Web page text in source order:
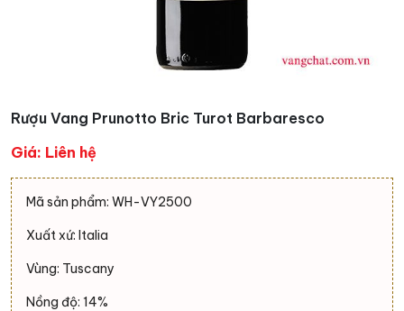
Rượu Vang Prunotto Bric Turot Barbaresco
Giá: Liên hệ
Mã sản phẩm: WH-VY2500
Xuất xứ: Italia
Vùng: Tuscany
Nồng độ: 14%